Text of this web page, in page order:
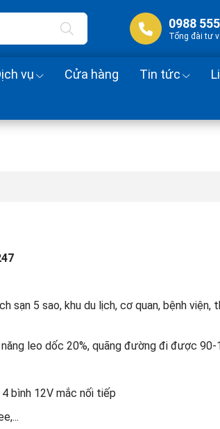
0988
Tổng đài tư
vụ Cửa hàng Tin tức
sạn 5 sao, khu du lịch, cơ quan, bệnh
leo dốc 20%, quãng đường đi được
bình 12V mắc nối tiếp